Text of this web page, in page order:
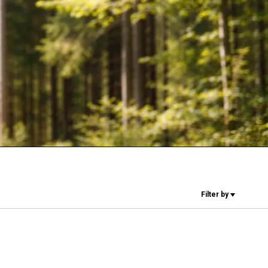
Filter by
laboratorios
Sostenibilidad